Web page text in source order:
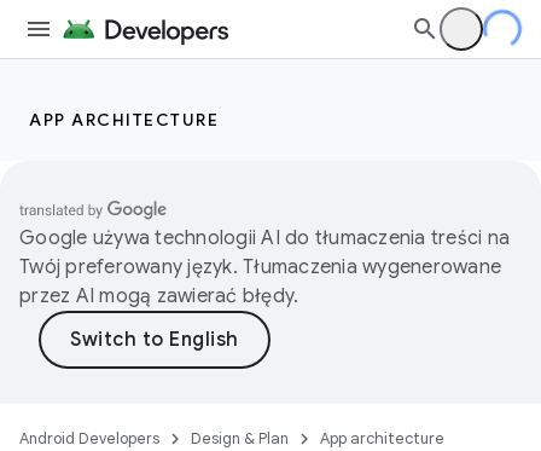
APP ARCHITECTURE
Google używa technologii AI do tłumaczenia treści na
Twój preferowany język. Tłumaczenia wygenerowane
przez AI mogą zawierać błędy.
Android Developers Design & Plan App architecture